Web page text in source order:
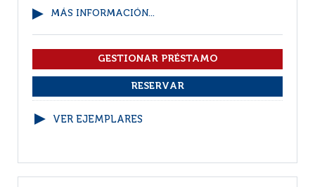
MÁS INFORMACIÓN...
VER EJEMPLARES